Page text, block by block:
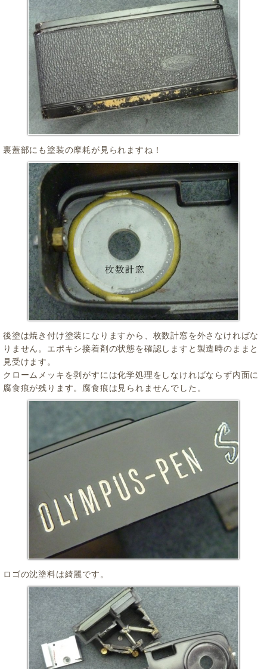
裏蓋部にも塗装の摩耗が見られますね！
後塗は焼き付け塗装になりますから、枚数計窓を外さなければな
りません。エポキシ接着剤の状態を確認しますと製造時のままと
見受けます。
クロームメッキを剥がすには化学処理をしなければならず内面に
腐食痕が残ります。腐食痕は見られませんでした。
ロゴの沈塗料は綺麗です。